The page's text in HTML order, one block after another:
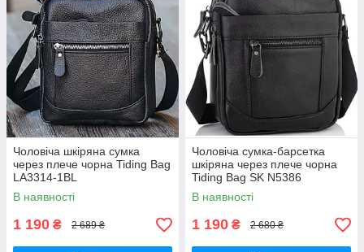
Чоловіча шкіряна сумка
через плече чорна Tiding Bag
LA3314-1BL
В наявності
1 190 ₴ 2 689 ₴
Чоловіча сумка-барсетка
шкіряна через плече чорна
Tiding Bag SK N5386
В наявності
1 190 ₴ 2 680 ₴